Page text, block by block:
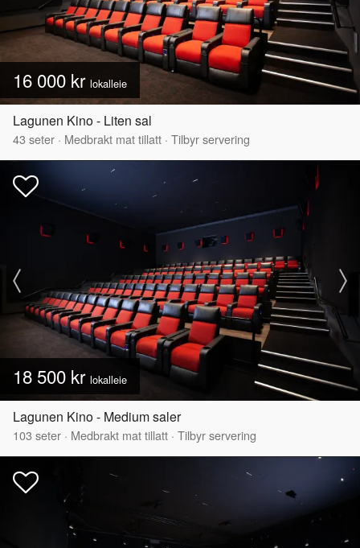
16 000 kr lokalleie
Lagunen Kino - Liten sal
43 seter · Medbrakt mat tillatt · Tilbyr servering
18 500 kr lokalleie
Lagunen Kino - Medium saler
103 seter · Medbrakt mat tillatt · Tilbyr servering